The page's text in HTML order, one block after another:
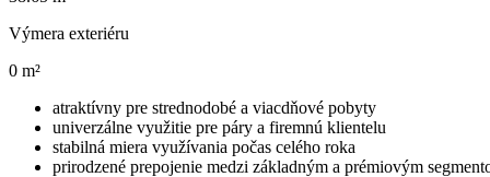
Výmera exteriéru
0 m²
atraktívny pre strednodobé a viacdňové pobyty
univerzálne využitie pre páry a firemnú klientelu
stabilná miera využívania počas celého roka
prirodzené prepojenie medzi základným a prémiovým